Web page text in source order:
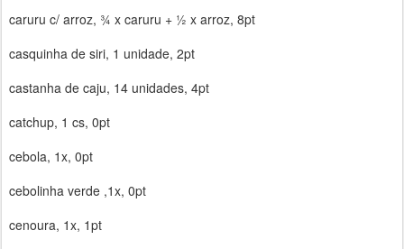
caruru c/ arroz, ¾ x caruru + ½ x arroz, 8pt
casquinha de siri, 1 unidade, 2pt
castanha de caju, 14 unidades, 4pt
catchup, 1 cs, 0pt
cebola, 1x, 0pt
cebolinha verde ,1x, 0pt
cenoura, 1x, 1pt